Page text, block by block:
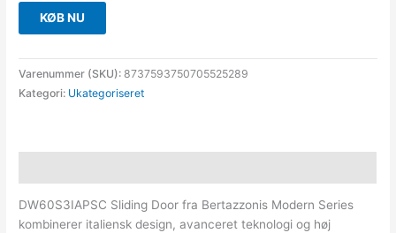
KØB NU
Varenummer (SKU):8737593750705525289
Kategori: Ukategoriseret
DW60S3IAPSC Sliding Door fra Bertazzonis Modern Series
kombinerer italiensk design, avanceret teknologi og høj